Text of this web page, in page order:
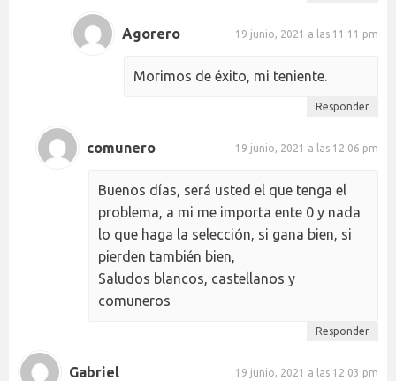
Agorero 19 junio, 2021 a las 11:11 pm
Morimos de éxito, mi teniente.
Responder
comunero 19 junio, 2021 a las 12:06 pm
Buenos días, será usted el que tenga el
problema, a mi me importa ente 0 y nada
lo que haga la selección, si gana bien, si
pierden también bien,
Saludos blancos, castellanos y
comuneros
Responder
Gabriel 19 junio, 2021 a las 12:03 pm